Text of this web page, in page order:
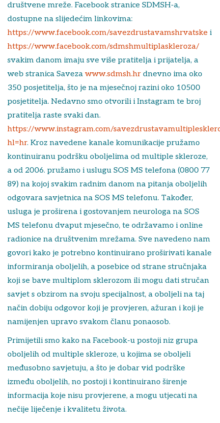
društvene mreže. Facebook stranice SDMSH-a,
dostupne na slijedećim linkovima:
https://www.facebook.com/savezdrustavamshrvatske i
https://www.facebook.com/sdmshmultiplaskleroza/
svakim danom imaju sve više pratitelja i prijatelja, a
web stranica Saveza www.sdmsh.hr dnevno ima oko
350 posjetitelja, što je na mjesečnoj razini oko 10500
posjetitelja. Nedavno smo otvorili i Instagram te broj
pratitelja raste svaki dan.
https://www.instagram.com/
hl=hr. Kroz navedene kanale komunikacije pružamo
kontinuiranu podršku oboljelima od multiple skleroze,
a od 2006. pružamo i uslugu SOS MS telefona (0800 77
89) na kojoj svakim radnim danom na pitanja oboljelih
odgovara savjetnica na SOS MS telefonu. Također,
usluga je proširena i gostovanjem neurologa na SOS
MS telefonu dvaput mjesečno, te održavamo i online
radionice na društvenim mrežama. Sve navedeno nam
govori kako je potrebno kontinuirano proširivati kanale
informiranja oboljelih, a posebice od strane stručnjaka
koji se bave multiplom sklerozom ili mogu dati stručan
savjet s obzirom na svoju specijalnost, a oboljeli na taj
način dobiju odgovor koji je provjeren, ažuran i koji je
namijenjen upravo svakom članu ponaosob.
Primijetili smo kako na Facebook-u postoji niz grupa
oboljelih od multiple skleroze, u kojima se oboljeli
međusobno savjetuju, a što je dobar vid podrške
između oboljelih, no postoji i kontinuirano širenje
informacija koje nisu provjerene, a mogu utjecati na
nečije liječenje i kvalitetu života.